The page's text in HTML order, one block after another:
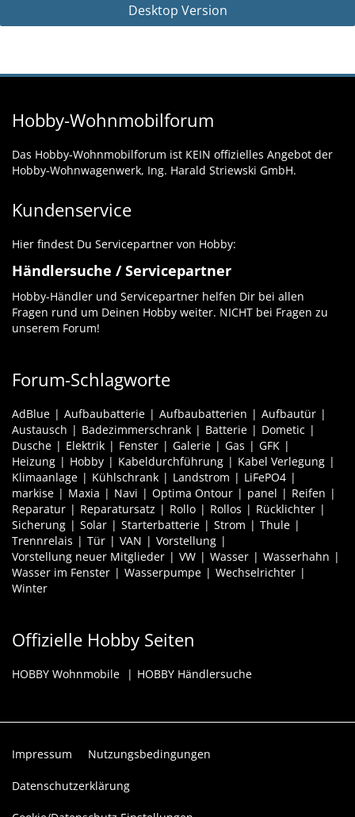
Desktop Version
Hobby-Wohnmobilforum
Das Hobby-Wohnmobilforum ist KEIN offizielles Angebot der
Hobby-Wohnwagenwerk, Ing. Harald Striewski GmbH.
Kundenservice
Hier findest Du Servicepartner von Hobby:
Händlersuche / Servicepartner
Hobby-Händler und Servicepartner helfen Dir bei allen
Fragen rund um Deinen Hobby weiter. NICHT bei Fragen zu
unserem Forum!
Forum-Schlagworte
AdBlue Aufbaubatterie Aufbaubatterien
Aufbautür
Austausch
Badezimmerschrank Batterie
Dometic
Dusche
Elektrik Fenster Galerie Gas
GFK
Heizung
Hobby Kabeldurchführung
Kabel Verlegung
Klimaanlage
Kühlschrank Landstrom
LiFePO4
markise
Maxia Navi Optima Ontour panel
Reifen
Reparatur
Reparatursatz Rollo Rollos
Rücklichter
Sicherung
Solar Starterbatterie Strom
Thule
Trennrelais
Tür VAN
Vorstellung
Vorstellung neuer Mitglieder
VW Wasser
Wasserhahn
Wasser im Fenster
Wasserpumpe
Wechselrichter
Winter
Offizielle Hobby Seiten
HOBBY Wohnmobile HOBBY Händlersuche
Impressum Nutzungsbedingungen
Datenschutzerklärung